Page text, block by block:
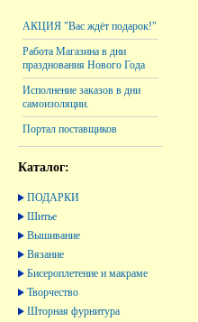
АКЦИЯ "Вас ждёт подарок!"
Работа Магазина в дни
празднования Нового Года
Исполнение заказов в дни
самоизоляции.
Портал поставщиков
Каталог:
ПОДАРКИ
Шитье
Вышивание
Вязание
Бисероплетение и макраме
Творчество
Шторная фурнитура